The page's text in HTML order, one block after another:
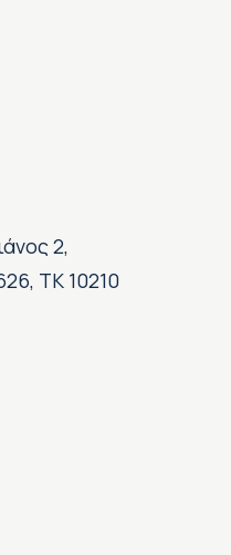
2,
ΤΚ 10210